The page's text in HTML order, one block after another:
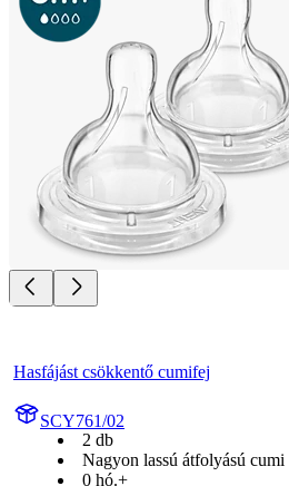
Hasfájást csökkentő cumifej
SCY761/02
2 db
Nagyon lassú átfolyású cumi
0 hó.+